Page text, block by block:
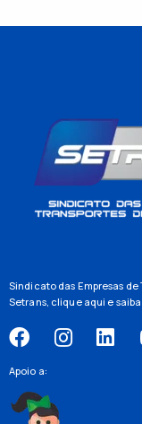
Sindicato das Empresas
Setrans, clique aqui e
Apoio a: